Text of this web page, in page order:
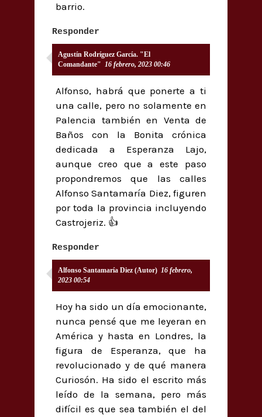
barrio.
Responder
Agustín Rodríguez García. "El
Comandante" 16 febrero, 2023 00:46
Alfonso, habrá que ponerte a ti
una calle, pero no solamente en
Palencia también en Venta de
Baños con la Bonita crónica
dedicada a Esperanza Lajo,
aunque creo que a este paso
propondremos que las calles
Alfonso Santamaría Diez, figuren
por toda la provincia incluyendo
Castrojeriz. 👍
Responder
Alfonso Santamaría Diez (Autor) 16 febrero,
2023 00:54
Hoy ha sido un día emocionante,
nunca pensé que me leyeran en
América y hasta en Londres, la
figura de Esperanza, que ha
revolucionado y de qué manera
Curiosón. Ha sido el escrito más
leído de la semana, pero más
difícil es que sea también el del